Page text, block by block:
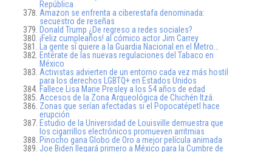
República
Amazon se enfrenta a ciberestafa denominada:
secuestro de reseñas
Donald Trump ¿De regreso a redes sociales?
¡Feliz cumpleaños! al cómico actor Jim Carrey
La gente sí quiere a la Guardia Nacional en el Metro…
Entérate de las nuevas regulaciones del Tabaco en
México
Activistas advierten de un entorno cada vez más hostil
para los derechos LGBTQ+ en Estados Unidos
Fallece Lisa Marie Presley a los 54 años de edad
Accesos de la Zona Arqueológica de Chichén Itzá.
Zonas que serían afectadas si el Popocatépetl hace
erupción
Estudio de la Universidad de Louisville demuestra que
los cigarrillos electrónicos promueven arritmias
Pinocho gana Globo de Oro a mejor película animada
Joe Biden llegará primero a México para la Cumbre de